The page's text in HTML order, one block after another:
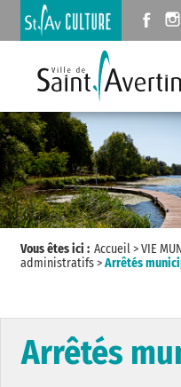
Vous êtes ici : Accueil>VIE
administratifs>Arrêtés
Arrêtés